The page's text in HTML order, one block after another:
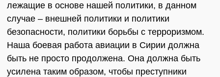
лежащие в основе нашей политики, в данном
случае – внешней политики и политики
безопасности, политики борьбы с терроризмом.
Наша боевая работа авиации в Сирии должна
быть не просто продолжена. Она должна быть
усилена таким образом, чтобы преступники